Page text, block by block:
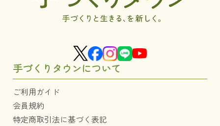
手づくりタウンについて
ご利用ガイド
会員規約
特定商取引法に基づく表記